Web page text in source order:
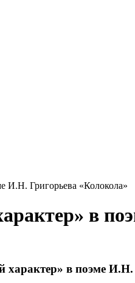
И.Н. Григорьева «Колокола»
в
характер» в поэме